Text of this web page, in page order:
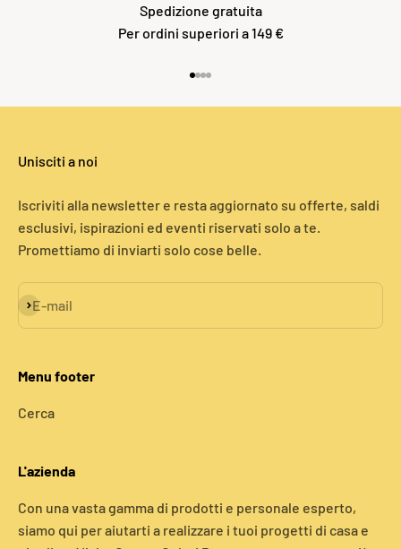
Spedizione gratuita
Per ordini superiori a 149 €
Unisciti a noi
Iscriviti alla newsletter e resta aggiornato su offerte, saldi
esclusivi, ispirazioni ed eventi riservati solo a te.
Promettiamo di inviarti solo cose belle.
E-mail
Iscriviti alla newsletter
Menu footer
Cerca
L'azienda
Con una vasta gamma di prodotti e personale esperto,
siamo qui per aiutarti a realizzare i tuoi progetti di casa e